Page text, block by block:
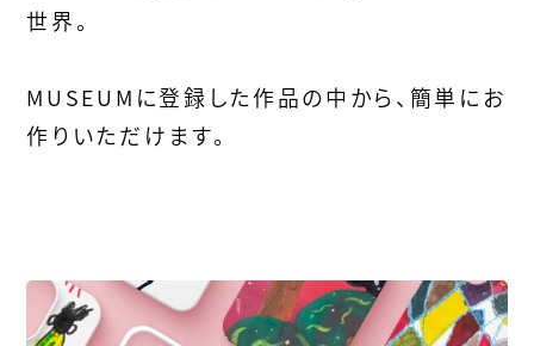
世界。
MUSEUMに登録した作品の中から、簡単にお
作りいただけます。